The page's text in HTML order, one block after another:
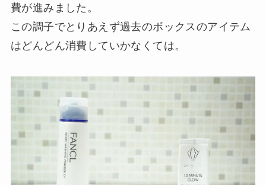
費が進みました。
この調子でとりあえず過去のボックスのアイテム
はどんどん消費していかなくては。